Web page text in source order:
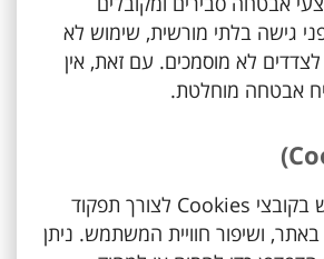
גישה בלתי מורשית, שימוש לא
לא מוסמכים. עם זאת, אין
אבטחה מוחלטת.
האתר עושה שימוש בקובצי Cookies לצורך תפקוד
באתר, ושיפור חוויית המשתמש. ניתן